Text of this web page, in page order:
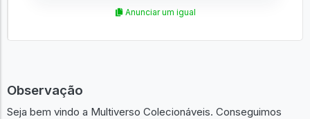
Anunciar um igual
Observação
Seja bem vindo a Multiverso Colecionáveis. Conseguimos